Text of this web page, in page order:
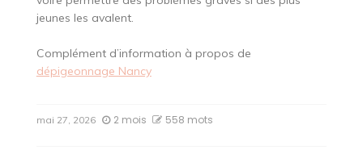
jeunes les avalent.
Complément d’information à propos de
dépigeonnage Nancy
mai 27, 2026 2 mois 558 mots